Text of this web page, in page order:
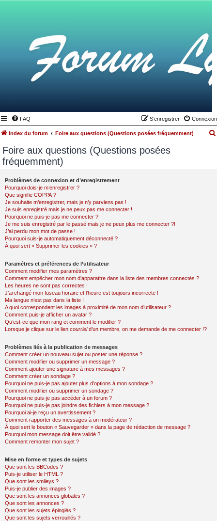
FAQ Connexion
S’enregistrer
Index du forum Foire aux questions (Questions posées fréquemment)
Foire aux questions (Questions posées
fréquemment)
Problèmes de connexion et d’enregistrement
Pourquoi dois-je m’enregistrer ?
Que signifie COPPA ?
Je souhaite m’enregistrer, mais je n’y parviens pas !
Je suis enregistré mais je ne peux pas me connecter !
Pourquoi ne puis-je pas me connecter ?
Je me suis enregistré par le passé mais je ne peux plus me connecter ?!
J’ai perdu mon mot de passe !
Pourquoi suis-je automatiquement déconnecté ?
À quoi sert « Supprimer les cookies » ?
Paramètres et préférences de l’utilisateur
Comment modifier mes paramètres ?
Comment empêcher mon nom d’apparaître dans la liste des membres connectés ?
Les heures ne sont pas correctes !
J’ai changé mon fuseau horaire et l’heure est toujours incorrecte !
Ma langue n’est pas dans la liste !
A quoi correspondent les images à proximité de mon nom d’utilisateur ?
Comment puis-je afficher un avatar ?
Qu’est-ce que mon rang et comment le modifier ?
Lorsque je clique sur le lien courrield’un membre, on me demande de me connecter !?
Problèmes liés à la publication de messages
Comment créer un nouveau sujet ou poster une réponse ?
Comment modifier ou supprimer un message ?
Comment ajouter une signature à mes messages ?
Comment créer un sondage ?
Pourquoi ne puis-je pas ajouter plus d’options à mon sondage ?
Comment modifier ou supprimer un sondage ?
Pourquoi ne puis-je pas accéder à un forum ?
Pourquoi ne puis-je pas joindre des fichiers à mon message ?
Pourquoi ai-je reçu un avertissement ?
Comment rapporter des messages à un modérateur ?
À quoi sert le bouton « Sauvegarder » dans la page de rédaction de message ?
Pourquoi mon message doit être validé ?
Comment remonter mon sujet ?
Mise en forme et types de sujets
Que sont les BBCodes ?
Puis-je utiliser le HTML ?
Que sont les smileys ?
Puis-je publier des images ?
Que sont les annonces globales ?
Que sont les annonces ?
Que sont les sujets épinglés ?
Que sont les sujets verrouillés ?